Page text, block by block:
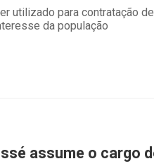
utilizado para contratação
da população
assume o cargo